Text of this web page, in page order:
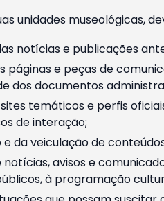
unidades museológicas,
notícias e publicações
páginas e peças de
dos documentos
temáticos e perfis
de interação;
da veiculação de
avisos e
à programação